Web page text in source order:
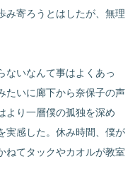
み寄ろうとはしたが、無理
ないなんて事はよくあっ
たいに廊下から奈保子の声
より一層僕の孤独を深め
実感した。休み時間、僕が
ねてタックやカオルが教室